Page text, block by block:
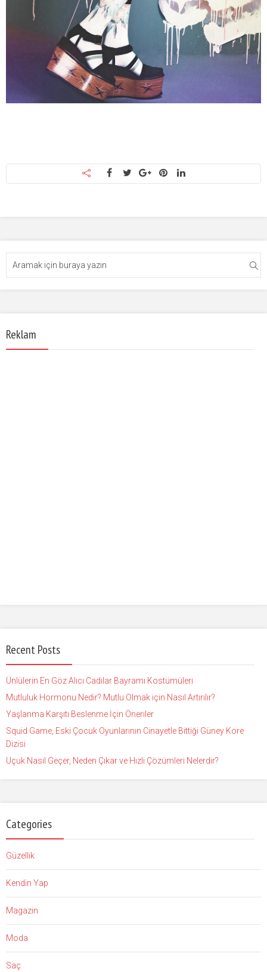
Reklam
Recent Posts
Ünlülerin En Göz Alıcı Cadılar Bayramı Kostümüleri
Mutluluk Hormonu Nedir? Mutlu Olmak için Nasıl Artırılır?
Yaşlanma Karşıtı Beslenme İçin Öneriler
Squid Game, Eski Çocuk Oyunlarının Cinayetle Bittiği Güney Kore
Dizisi
Uçuk Nasıl Geçer, Neden Çıkar ve Hızlı Çözümleri Nelerdir?
Categories
Güzellik
Kendin Yap
Magazin
Moda
Saç